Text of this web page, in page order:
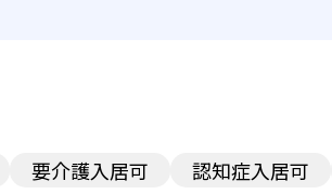
要介護入居可 認知症入居可